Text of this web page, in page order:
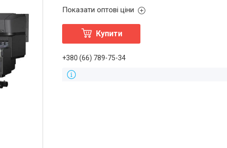
Показати оптові ціни
Купити
+380 (66) 789-75-34